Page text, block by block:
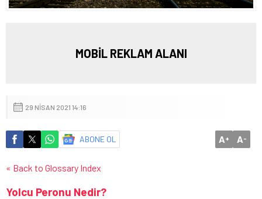
MOBİL REKLAM ALANI
29 NISAN 2021 14:16
ABONE OL A+ A-
« Back to Glossary Index
Yolcu Peronu Nedir?